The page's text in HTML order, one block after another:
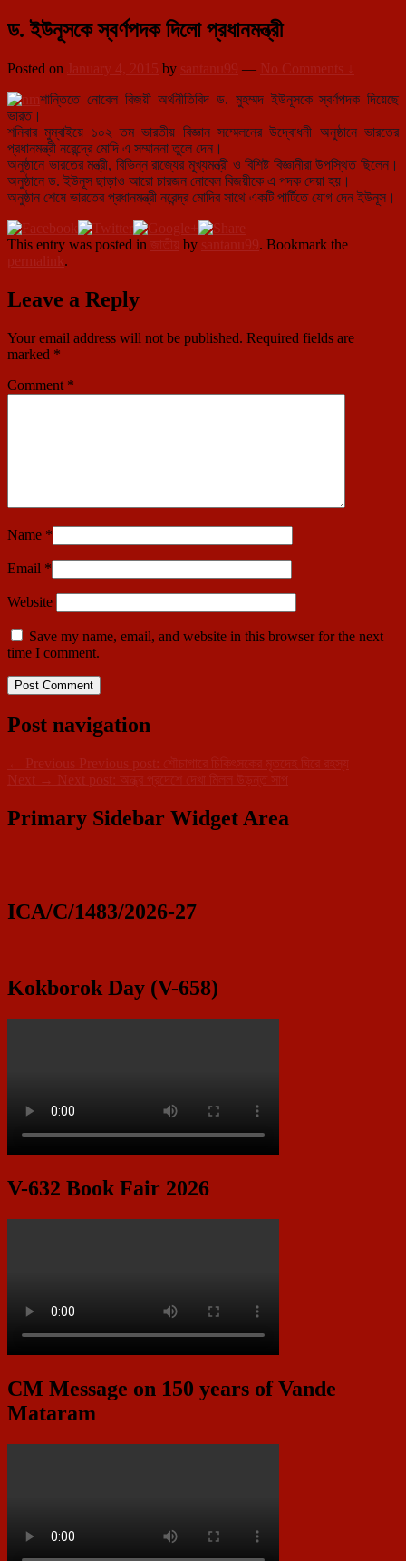
ড. ইউনূসকে স্বর্ণপদক দিলো প্রধানমন্ত্রী
Posted on January 4, 2015 by santanu99 — No Comments ↓
শান্তিতে নোবেল বিজয়ী অর্থনীতিবিদ ড. মুহম্মদ ইউনূসকে স্বর্ণপদক দিয়েছে
ভারত।
শনিবার মুম্বাইয়ে ১০২ তম ভারতীয় বিজ্ঞান সম্মেলনের উদ্বোধনী অনুষ্ঠানে ভারতের
প্রধানমন্ত্রী নরেন্দ্রে মোদি এ সম্মাননা তুলে দেন।
অনুষ্ঠানে ভারতের মন্ত্রী, বিভিন্ন রাজ্যের মূখ্যমন্ত্রী ও বিশিষ্ট বিজ্ঞানীরা উপস্থিত ছিলেন।
অনুষ্ঠানে ড. ইউনূস ছাড়াও আরো চারজন নোবেল বিজয়ীকে এ পদক দেয়া হয়।
অনুষ্ঠান শেষে ভারতের প্রধানমন্ত্রী নরেন্দ্র মোদির সাথে একটি পার্টিতে যোগ দেন ইউনূস।
This entry was posted in জাতীয় by santanu99. Bookmark the
permalink.
Leave a Reply
Your email address will not be published. Required fields are
marked *
Comment *
Name *
Email *
Website
Save my name, email, and website in this browser for the next
time I comment.
Post navigation
← Previous Previous post:
শৌচাগারে চিকিৎসকের মৃতদেহ ঘিরে রহস্য
Next → Next post: অন্ধ্র প্রদেশে দেখা মিলল উড়ন্ত সাপ
Primary Sidebar Widget Area
ICA/C/1483/2026-27
Kokborok Day (V-658)
V-632 Book Fair 2026
CM Message on 150 years of Vande
Mataram